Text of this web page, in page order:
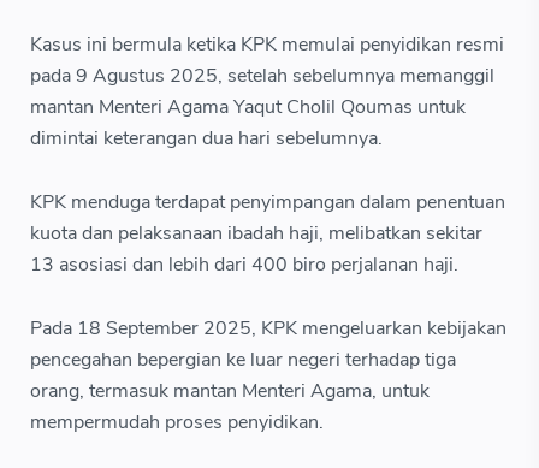
Kasus ini bermula ketika KPK memulai penyidikan resmi
pada 9 Agustus 2025, setelah sebelumnya memanggil
mantan Menteri Agama Yaqut Cholil Qoumas untuk
dimintai keterangan dua hari sebelumnya.
KPK menduga terdapat penyimpangan dalam penentuan
kuota dan pelaksanaan ibadah haji, melibatkan sekitar
13 asosiasi dan lebih dari 400 biro perjalanan haji.
Pada 18 September 2025, KPK mengeluarkan kebijakan
pencegahan bepergian ke luar negeri terhadap tiga
orang, termasuk mantan Menteri Agama, untuk
mempermudah proses penyidikan.